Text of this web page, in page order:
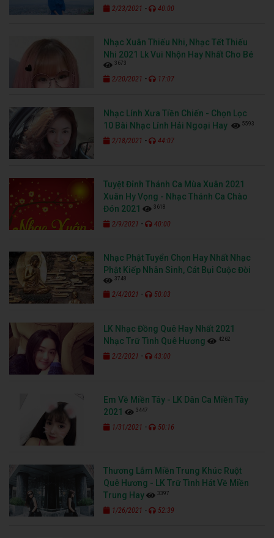
2/23/2021 - 40:00
Nhạc Xuân Thiếu Nhi, Nhạc Tết Thiếu
Nhi 2021 Lk Vui Nhộn Hay Nhất Cho Bé
3673
2/20/2021 - 17:07
Nhạc Lính Xưa Tiền Chiến - Chọn Lọc
10 Bài Nhạc Lính Hải Ngoại Hay
5593
2/18/2021 - 44:07
Tuyệt Đỉnh Thánh Ca Mùa Xuân 2021
Xuân Hy Vọng - Nhạc Thánh Ca Chào
Đón 2021
3618
2/9/2021 - 40:00
Nhạc Phật Tuyển Chọn Hay Nhất Nhạc
Phật Kiếp Nhân Sinh, Cát Bụi Cuộc Đời
3748
2/4/2021 - 50:03
LK Nhạc Đồng Quê Hay Nhất 2021
Nhạc Trữ Tình Quê Hương
4262
2/2/2021 - 43:00
Em Về Miền Tây - LK Dân Ca Miền Tây
2021
3447
1/31/2021 - 50:16
Thương Lắm Miền Trung Khúc Ruột
Quê Hương - LK Trữ Tình Hát Về Miền
Trung Hay
3397
1/26/2021 - 52:39